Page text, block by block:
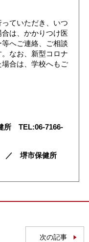
ていただき、いつ
は、かかりつけ医
へご連絡、ご相談
なお、新型コロナ
合は、学校へもご
所 TEL:06-7166-
／ 堺市保健所
次の記事